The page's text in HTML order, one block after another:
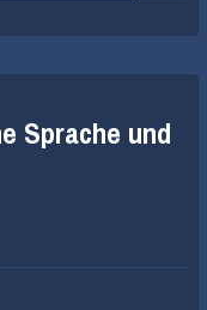
Sprache und